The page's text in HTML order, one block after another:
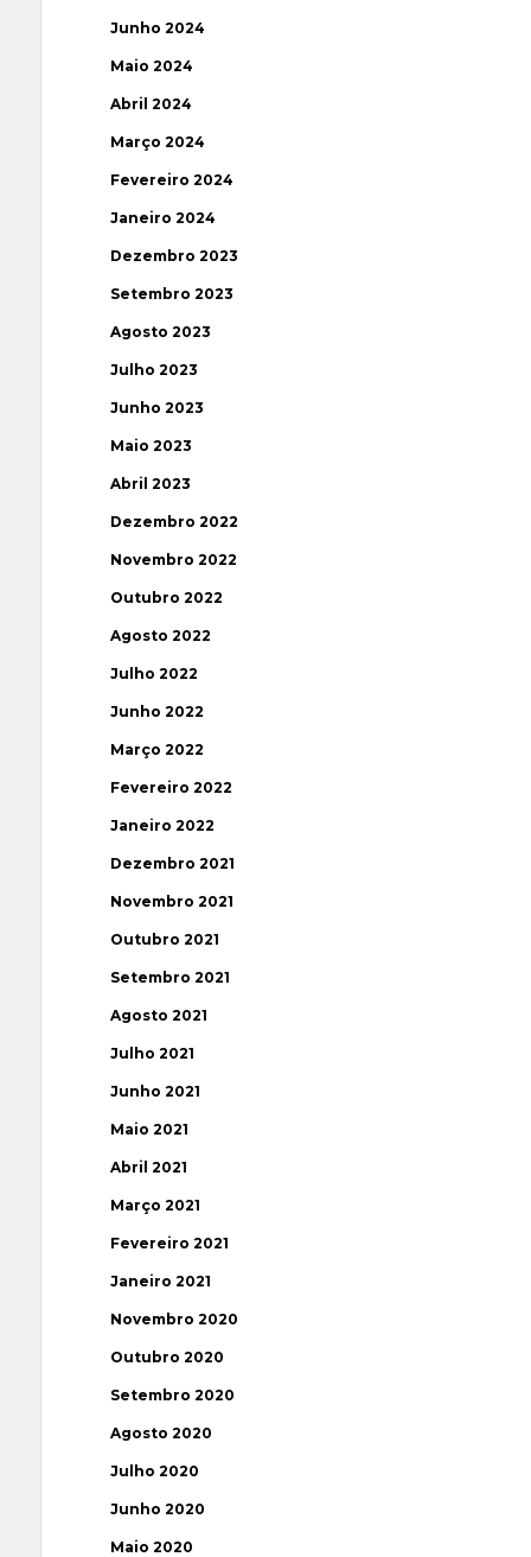
Junho 2024
Maio 2024
Abril 2024
Março 2024
Fevereiro 2024
Janeiro 2024
Dezembro 2023
Setembro 2023
Agosto 2023
Julho 2023
Junho 2023
Maio 2023
Abril 2023
Dezembro 2022
Novembro 2022
Outubro 2022
Agosto 2022
Julho 2022
Junho 2022
Março 2022
Fevereiro 2022
Janeiro 2022
Dezembro 2021
Novembro 2021
Outubro 2021
Setembro 2021
Agosto 2021
Julho 2021
Junho 2021
Maio 2021
Abril 2021
Março 2021
Fevereiro 2021
Janeiro 2021
Novembro 2020
Outubro 2020
Setembro 2020
Agosto 2020
Julho 2020
Junho 2020
Maio 2020